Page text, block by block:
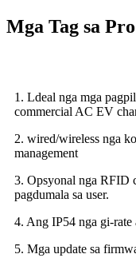
Mga Tag sa
1. Ldeal nga mga
commercial AC EV
2. wired/wireless nga
management
3. Opsyonal nga RFID
pagdumala sa user.
4. Ang IP54 nga gi-rate
5. Mga update sa